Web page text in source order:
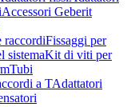
Accessori Geberit
raccordiFissaggi per
sistemaKit di viti per
Tubi
a TAdattatori